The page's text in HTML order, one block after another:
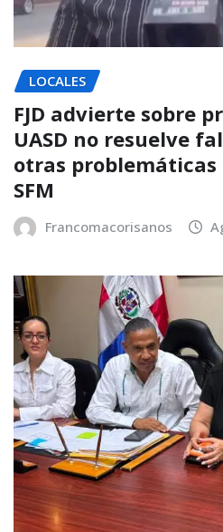
LOCALES
FJD advierte sobre
UASD no resuelve
otras
SFM
Francomacorisanos